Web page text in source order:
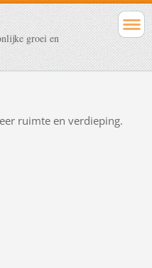
groei en
ruimte en verdieping.